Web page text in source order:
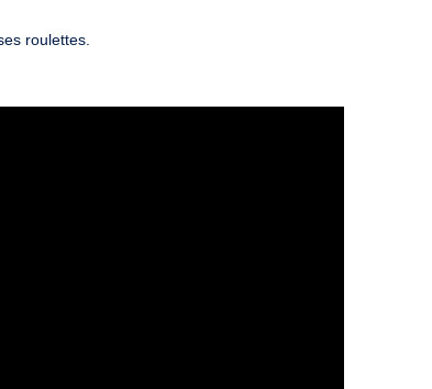
roulettes.